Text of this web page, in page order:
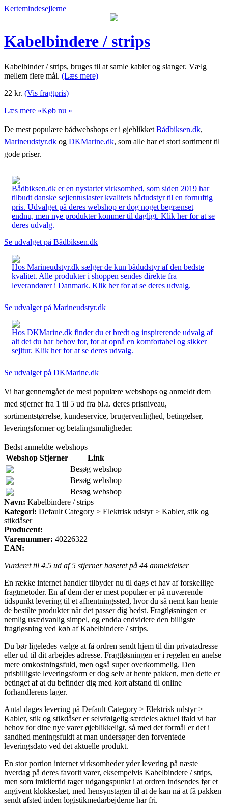
Kertemindesejlerne
Kabelbindere / strips
Kabelbinder / strips, bruges til at samle kabler og slanger. Vælg
mellem flere mål. (Læs mere)
22 kr. (Vis fragtpris)
Læs mere »Køb nu »
De mest populære bådwebshops er i øjeblikket Bådbiksen.dk,
Marineudstyr.dk og DKMarine.dk, som alle har et stort sortiment til
gode priser.
Bådbiksen.dk er en nystartet virksomhed, som siden 2019 har
tilbudt danske sejlentusiaster kvalitets bådudstyr til en fornuftig
pris. Udvalget på deres webshop er dog noget begrænset
endnu, men nye produkter kommer til dagligt. Klik her for at se
deres udvalg.
Se udvalget på Bådbiksen.dk
Hos Marineudstyr.dk sælger de kun bådudstyr af den bedste
kvalitet. Alle produkter i shoppen sendes direkte fra
leverandører i Danmark. Klik her for at se deres udvalg.
Se udvalget på Marineudstyr.dk
Hos DKMarine.dk finder du et bredt og inspirerende udvalg af
alt det du har behov for, for at opnå en komfortabel og sikker
sejltur. Klik her for at se deres udvalg.
Se udvalget på DKMarine.dk
Vi har gennemgået de mest populære webshops og anmeldt dem
med stjerner fra 1 til 5 ud fra bl.a. deres prisniveau,
sortimentstørrelse, kundeservice, brugervenlighed, betingelser,
leveringsformer og betalingsmuligheder.
Bedst anmeldte webshops
Webshop Stjerner
Link
Besøg webshop
Besøg webshop
Besøg webshop
Navn: Kabelbindere / strips
Kategori: Default Category > Elektrisk udstyr > Kabler, stik og
stikdåser
Producent:
Varenummer: 40226322
EAN:
Vurderet til 4.5 ud af 5 stjerner baseret på 44 anmeldelser
En række internet handler tilbyder nu til dags et hav af forskellige
fragtmetoder. En af dem der er mest populær er på nuværende
tidspunkt levering til et afhentningssted, hvor du så nemt kan hente
de bestilte produkter når det passer dig bedst. Fragtløsningen er
nemlig usædvanlig simpel, og endda endvidere den billigste
fragtløsning ved køb af Kabelbindere / strips.
Du bør ligeledes vælge at få ordren sendt hjem til din privatadresse
eller ud til dit arbejdes adresse. Fragtløsningen er i regelen en anelse
mere omkostningsfuld, men også super overkommelig. Den
prisbilligste leveringsform er dog selv at hente pakken, men dette er
betinget af at du befinder dig med kort afstand til online
forhandlerens lager.
Antal dages levering på Default Category > Elektrisk udstyr >
Kabler, stik og stikdåser er selvfølgelig særdeles aktuel ifald vi har
behov for dine nye varer øjeblikkeligt, så med det formål er det i
sandhed meningsfuldt at man undersøger den forventede
leveringsdato ved det aktuelle produkt.
En stor portion internet virksomheder yder levering på næste
hverdag på deres favorit varer, eksempelvis Kabelbindere / strips,
men som imidlertid tager udgangspunkt i at ordren indsendes før et
angivent klokkeslæt, med hensynstagen til at de kan nå at få pakken
sendt afsted inden logistikmedarbejderne har fri.